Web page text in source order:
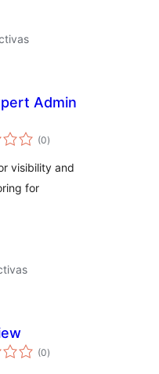
Admin
(0valoraciones
en
)
visibility and
for
(0valoraciones
en
)